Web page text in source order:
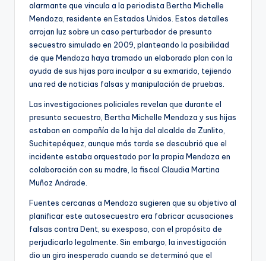
alarmante que vincula a la periodista Bertha Michelle
Mendoza, residente en Estados Unidos. Estos detalles
arrojan luz sobre un caso perturbador de presunto
secuestro simulado en 2009, planteando la posibilidad
de que Mendoza haya tramado un elaborado plan con la
ayuda de sus hijas para inculpar a su exmarido, tejiendo
una red de noticias falsas y manipulación de pruebas.
Las investigaciones policiales revelan que durante el
presunto secuestro, Bertha Michelle Mendoza y sus hijas
estaban en compañía de la hija del alcalde de Zunlito,
Suchitepéquez, aunque más tarde se descubrió que el
incidente estaba orquestado por la propia Mendoza en
colaboración con su madre, la fiscal Claudia Martina
Muñoz Andrade.
Fuentes cercanas a Mendoza sugieren que su objetivo al
planificar este autosecuestro era fabricar acusaciones
falsas contra Dent, su exesposo, con el propósito de
perjudicarlo legalmente. Sin embargo, la investigación
dio un giro inesperado cuando se determinó que el